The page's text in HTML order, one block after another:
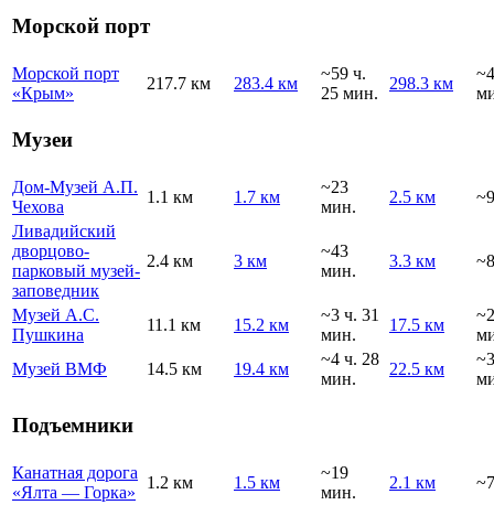
Морской порт
Морской порт
«Крым»
217.7 км 283.4 км
~59 ч.
25 мин.
298.3 км
Музеи
Дом-Музей А.П.
Чехова
1.1 км 1.7 км
~23
мин.
2.5 км
Ливадийский
дворцово-
парковый музей-
заповедник
2.4 км 3 км
~43
мин.
3.3 км
Музей А.С.
Пушкина
11.1 км 15.2 км
~3 ч. 31
мин.
17.5 км
Музей ВМФ
14.5 км 19.4 км
~4 ч. 28
мин.
22.5 км
Подъемники
Канатная дорога
«Ялта — Горка»
1.2 км 1.5 км
~19
мин.
2.1 км